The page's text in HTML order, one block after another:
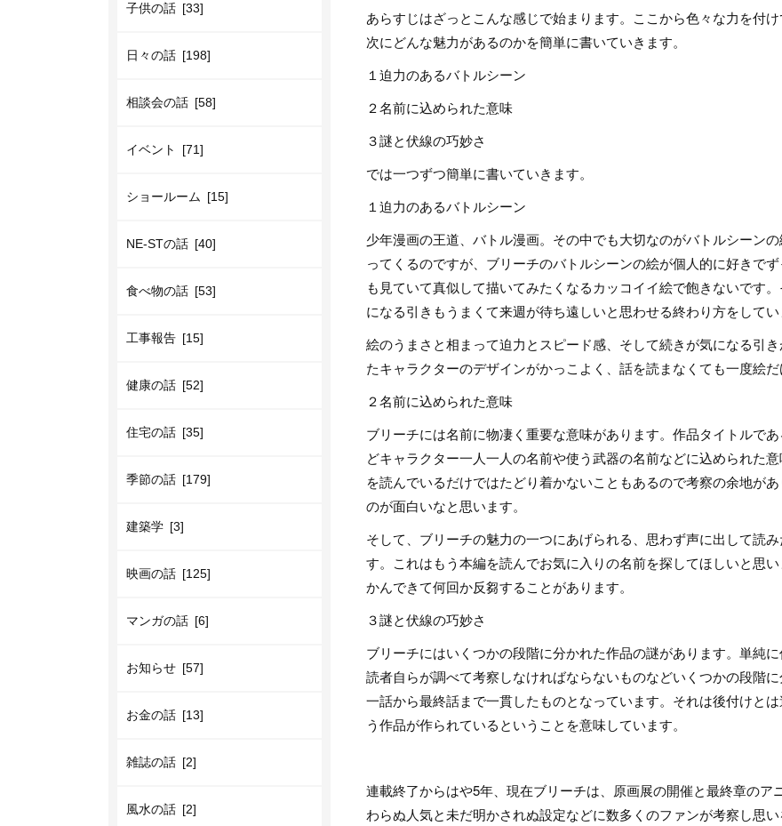
子供の話 [33]
日々の話 [198]
相談会の話 [58]
イベント [71]
ショールーム [15]
NE-STの話 [40]
食べ物の話 [53]
工事報告 [15]
健康の話 [52]
住宅の話 [35]
季節の話 [179]
建築学 [3]
映画の話 [125]
マンガの話 [6]
お知らせ [57]
お金の話 [13]
雑誌の話 [2]
風水の話 [2]
あらすじはざっとこんな感じで始まります。ここから色々な力を付
次にどんな魅力があるのかを簡単に書いていきます。
１ 迫力のあるバトルシーン
２名前に込められた意味
３謎と伏線の巧妙さ
では一つずつ簡単に書いていきます。
１ 迫力のあるバトルシーン
少年漫画の王道、バトル漫画。その中でも大切なのがバトルシーン
ってくるのですが、ブリーチのバトルシーンの絵が個人的に好きで
も見ていて真似して描いてみたくなるカッコイイ絵で飽きないです
になる引きもうまくて来週が待ち遠しいと思わせる終わり方をしてい
絵のうまさと相まって迫力とスピード感、そして続きが気になる引
たキャラクターのデザインがかっこよく、話を読まなくても一度絵
２名前に込められた意味
ブリーチには名前に物凄く重要な意味があります。作品タイトルで
どキャラクター一人一人の名前や使う武器の名前などに込められた
を読んでいるだけではたどり着かないこともあるので考察の余地が
のが面白いなと思います。
そして、ブリーチの魅力の一つにあげられる、思わず声に出して読
す。これはもう本編を読んでお気に入りの名前を探してほしいと思
かんできて何回か反芻することがあります。
３謎と伏線の巧妙さ
ブリーチにはいくつかの段階に分かれた作品の謎があります。単純
読者自らが調べて考察しなければならないものなどいくつかの段階
一話から最終話まで一貫したものとなっています。それは後付けと
う作品が作られているということを意味しています。
連載終了からはや5年、現在ブリーチは、原画展の開催と最終章の
わらぬ人気と未だ明かされぬ設定などに数多くのファンが考察し思